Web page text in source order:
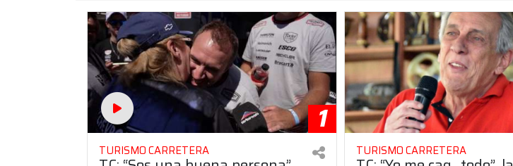
1
TURISMO CARRETERA TURISMO CARRETERA